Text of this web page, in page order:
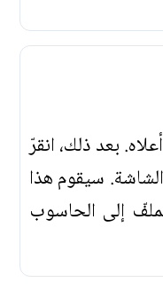
بعد ذلك، انقرّ
سيقوم هذا
إلى الحاسوب